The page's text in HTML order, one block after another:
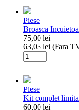
Capac
de
acoperire
a
conductei
de
admisie
VW/Skoda
Piese
Broasca
75,00 lei
63,03 lei (Fara
Cantitate
Broasca
Haion
Volkswagen
GOLF/PASSAT
Piese
Kit complet
60,00 lei